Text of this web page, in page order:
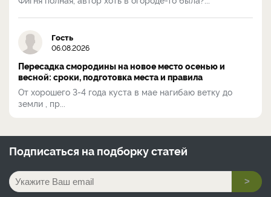
Гость
06.08.2026
Пересадка смородины на новое место осенью и
весной: сроки, подготовка места и правила
От хорошего 3-4 года куста в мае нагибаю ветку до
земли , пр...
Подписаться на подборку статей
>